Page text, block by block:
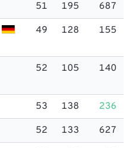
51 195 687
49 128 155
52 105 140
53 138 236
52 133 627